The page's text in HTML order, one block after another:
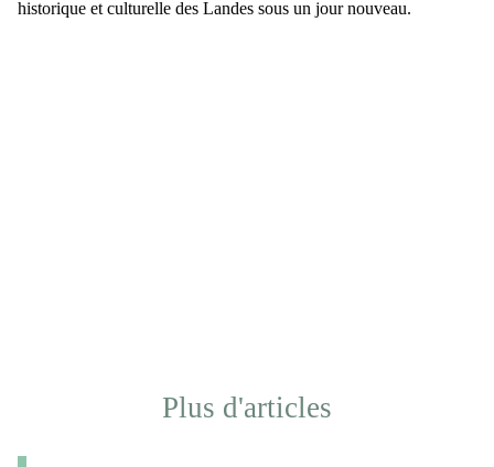
historique et culturelle des Landes sous un jour nouveau.
Plus d'articles